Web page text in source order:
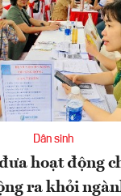
Dân sinh
hoạt động
ra khỏi